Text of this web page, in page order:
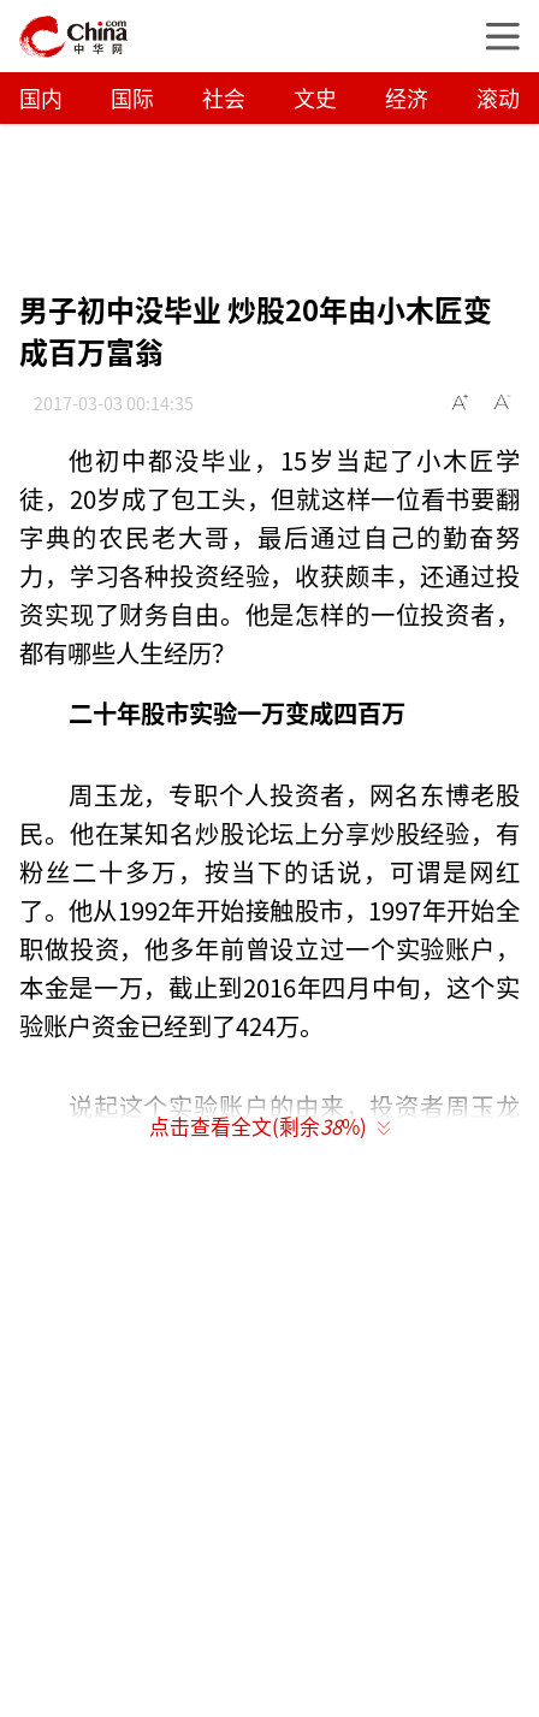
国内 国际 社会 文史 经济 滚动
男子初中没毕业 炒股20年由小木匠变
成百万富翁
2017-03-03 00:14:35
他初中都没毕业，15岁当起了小木匠学
徒，20岁成了包工头，但就这样一位看书要翻
字典的农民老大哥，最后通过自己的勤奋努
力，学习各种投资经验，收获颇丰，还通过投
资实现了财务自由。他是怎样的一位投资者，
都有哪些人生经历？
二十年股市实验一万变成四百万
周玉龙，专职个人投资者，网名东博老股
民。他在某知名炒股论坛上分享炒股经验，有
粉丝二十多万，按当下的话说，可谓是网红
了。他从1992年开始接触股市，1997年开始全
职做投资，他多年前曾设立过一个实验账户，
本金是一万，截止到2016年四月中旬，这个实
验账户资金已经到了424万。
说起这个实验账户的由来，投资者周玉龙
告诉记者，当时是因为自己在股票上赚钱了，
点击查看全文(剩余38%)